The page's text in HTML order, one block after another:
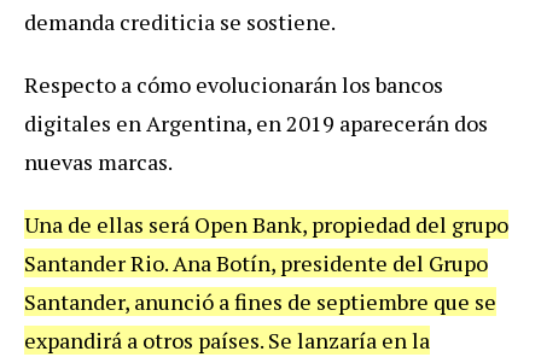
demanda crediticia se sostiene.
Respecto a cómo evolucionarán los bancos
digitales en Argentina, en 2019 aparecerán dos
nuevas marcas.
Una de ellas será Open Bank, propiedad del grupo
Santander Rio. Ana Botín, presidente del Grupo
Santander, anunció a fines de septiembre que se
expandirá a otros países. Se lanzaría en la